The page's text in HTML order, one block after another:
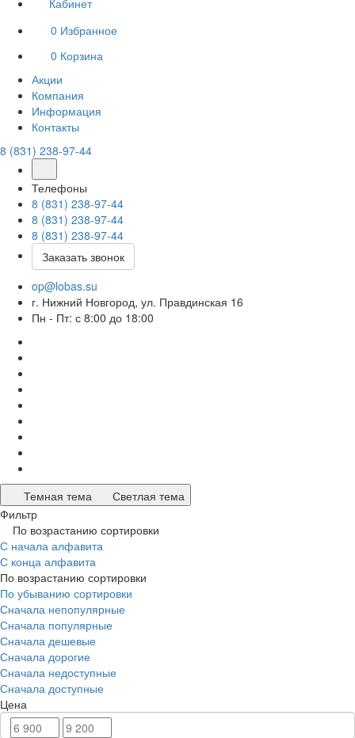
Кабинет
0 Избранное
0 Корзина
Акции
Компания
Информация
Контакты
8 (831) 238-97-44
Телефоны
8 (831) 238-97-44
8 (831) 238-97-44
8 (831) 238-97-44
Заказать звонок
op@lobas.su
г. Нижний Новгород, ул. Правдинская 16
Пн - Пт: с 8:00 до 18:00
Темная тема
Светлая тема
Фильтр
По возрастанию сортировки
С начала алфавита
С конца алфавита
По возрастанию сортировки
По убыванию сортировки
Сначала непопулярные
Сначала популярные
Сначала дешевые
Сначала дорогие
Сначала недоступные
Сначала доступные
Цена